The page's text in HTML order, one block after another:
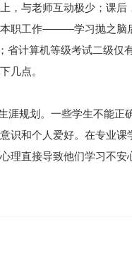
，与老师互动极少；课
职工作———学习抛之脑
省计算机等级考试二级
几点。
涯规划。一些学生不能
识和个人爱好。在专业
理直接导致他们学习不